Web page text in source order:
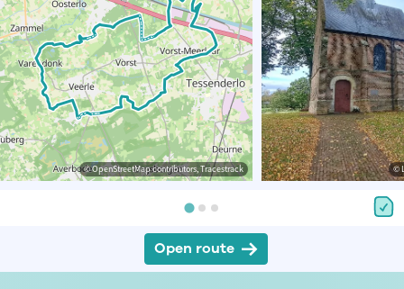
© OpenStreetMap contributors, Tracestrack ©
Open route